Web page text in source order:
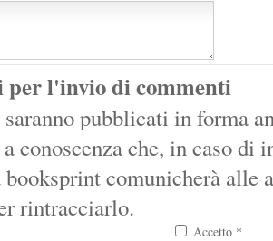
per l'invio di commenti
pubblicati in forma
a conoscenza che, in caso
booksprint comunicherà alle
rintracciarlo.
Accetto *